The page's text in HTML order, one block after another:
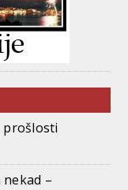
prošlosti
nekad –